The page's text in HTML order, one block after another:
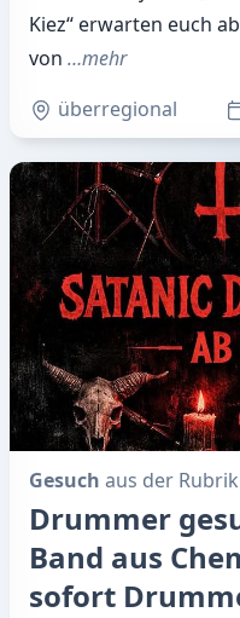
Kiez“ erwarten euch
von …mehr
überregional
Gesuch aus der Rubrik
Drummer
Band aus
sofort